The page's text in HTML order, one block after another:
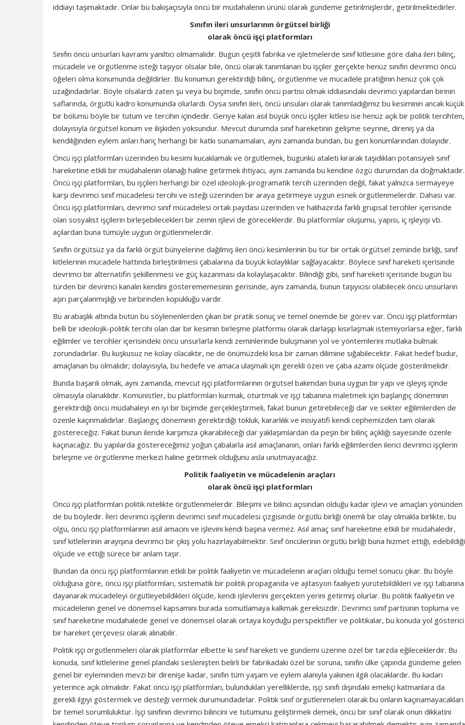
iddiayı taşımaktadır. Onlar bu bakışaçısıyla öncü bir müdahalenin ürünü olarak gündeme getirilmişlerdir, getirilmektedirler.
Sınıfın ileri unsurlarının örgütsel birliği
olarak öncü işçi platformları
Sınıfın öncü unsurları kavramı yanıltıcı olmamalıdır. Bugün çeşitli fabrika ve işletmelerde sınıf kitlesine göre daha ileri bilinç,
mücadele ve örgütlenme isteği taşıyor olsalar bile, öncü olarak tanımlanan bu işçiler gerçekte henüz sınıfın devrimci öncü
öğeleri olma konumunda değildirler. Bu konumun gerektirdiği bilinç, örgütlenme ve mücadele pratiğinin henüz çok çok
uzağındadırlar. Böyle olsalardı zaten şu veya bu biçimde, sınıfın öncü partisi olmak iddiasındaki devrimci yapılardan birinin
saflarında, örgütlü kadro konumunda olurlardı. Oysa sınıfın ileri, öncü unsuları olarak tanımladığımız bu kesiminin ancak küçük
bir bölümü böyle bir tutum ve tercihin içindedir. Geriye kalan asıl büyük öncü işçiler kitlesi ise henüz açık bir politik tercihten,
dolayısıyla örgütsel konum ve ilişkiden yoksundur. Mevcut durumda sınıf hareketinin gelişme seyrine, direniş ya da
kendiliğinden eylem anları hariç herhangi bir katkı sunamamaları, aynı zamanda bundan, bu geri konumlarından dolayıdır.
Öncü işçi platformları üzerinden bu kesimi kucaklamak ve örgütlemek, bugünkü ataleti kırarak taşıdıkları potansiyeli sınıf
hareketine etkili bir müdahalenin olanağı haline getirmek ihtiyacı, aynı zamanda bu kendine özgü durumdan da doğmaktadır.
Öncü işçi platformları, bu işçileri herhangi bir özel ideolojik-programatik tercih üzerinden değil, fakat yalnızca sermayeye
karşı devrimci sınıf mücadelesi tercihi ve isteği üzerinden bir araya getirmeye uygun esnek örgütlenmelerdir. Dahası var.
Öncü işçi platformları, devrimci sınıf mücadelesi ortak paydası üzerinden ve halihazırda farklı grupsal tercihler içerisinde
olan sosyalist işçilerin birleşebilecekleri bir zemin işlevi de göreceklerdir. Bu platformlar oluşumu, yapısı, iç işleyişi vb.
açılardan buna tümüyle uygun örgütlenmelerdir.
Sınıfın örgütsüz ya da farklı örgüt bünyelerine dağılmış ileri öncü kesimlerinin bu tür bir ortak örgütsel zeminde birliği, sınıf
kitlelerinin mücadele hattında birleştirilmesi çabalarına da büyük kolaylıklar sağlayacaktır. Böylece sınıf hareketi içerisinde
devrimci bir alternatifin şekillenmesi ve güç kazanması da kolaylaşacaktır. Bilindiği gibi, sınıf hareketi içerisinde bugün bu
türden bir devrimci kanalın kendini gösterememesinin gerisinde, aynı zamanda, bunun taşıyıcısı olabilecek öncü unsurların
aşırı parçalanmışlığı ve birbirinden kopukluğu vardır.
Bu arabaşlık altında bütün bu söylenenlerden çıkan bir pratik sonuç ve temel önemde bir görev var. Öncü işçi platformları
belli bir ideolojik-politik tercihi olan dar bir kesimin birleşme platformu olarak darlaşıp kısırlaşmak istemiyorlarsa eğer, farklı
eğilimler ve tercihler içerisindeki öncü unsurlarla kendi zeminlerinde buluşmanın yol ve yöntemlerini mutlaka bulmak
zorundadırlar. Bu kuşkusuz ne kolay olacaktır, ne de önümüzdeki kısa bir zaman dilimine sığabilecektir. Fakat hedef budur,
amaçlanan bu olmalıdır; dolayısıyla, bu hedefe ve amaca ulaşmak için gerekli özen ve çaba azami ölçüde gösterilmelidir.
Bunda başarılı olmak, aynı zamanda, mevcut işçi platformlarının örgütsel bakımdan buna uygun bir yapı ve işleyiş içinde
olmasıyla olanaklıdır. Komünistler, bu platformları kurmak, oturtmak ve işçi tabanına maletmek için başlangıç döneminin
gerektirdiği öncü müdahaleyi en iyi bir biçimde gerçekleştirmeli, fakat bunun getirebileceği dar ve sekter eğilimlerden de
özenle kaçınmalıdırlar. Başlangıç döneminin gerektirdiği tokluk, kararlılık ve inisiyatifi kendi cephemizden tam olarak
göstereceğiz. Fakat bunun ileride karşımıza çıkarabileceği dar yaklaşımlardan da peşin bir bilinç açıklığı sayesinde özenle
kaçınacağız. Bu yapılarda göstereceğimiz yoğun çabalarla asıl amaçlananın, onları farklı eğilimlerden ilerici devrimci işçilerin
birleşme ve örgütlenme merkezi haline getirmek olduğunu asla unutmayacağız.
Politik faaliyetin ve mücadelenin araçları
olarak öncü işçi platformları
Öncü işçi platformları politik nitelikte örgütlenmelerdir. Bileşimi ve bilinci açısından olduğu kadar işlevi ve amaçları yönünden
de bu böyledir. İleri devrimci işçilerin devrimci sınıf mücadelesi çizgisinde örgütlü birliği önemli bir olay olmakla birlikte, bu
olgu, öncü işçi platformlarının asıl amacını ve işlevini kendi başına vermez. Asıl amaç sınıf hareketine etkili bir müdahaledir,
sınıf kitlelerinin arayışına devrimci bir çıkış yolu hazırlayabilmektir. Sınıf öncülerinin örgütlü birliği buna hizmet ettiği, edebildiği
ölçüde ve ettiği sürece bir anlam taşır.
Bundan da öncü işçi platformlarının etkili bir politik faaliyetin ve mücadelenin araçları olduğu temel sonucu çıkar. Bu böyle
olduğuna göre, öncü işçi platformları, sistematik bir politik propaganda ve ajitasyon faaliyeti yürütebildikleri ve işçi tabanına
dayanarak mücadeleyi örgütleyebildikleri ölçüde, kendi işlevlerini gerçekten yerini getirmiş olurlar. Bu politik faaliyetin ve
mücadelenin genel ve dönemsel kapsamını burada somutlamaya kalkmak gereksizdir. Devrimci sınıf partisinin topluma ve
sınıf hareketine müdahalede genel ve dönemsel olarak ortaya koyduğu perspektifler ve politikalar, bu konuda yol gösterici
bir hareket çerçevesi olarak alınabilir.
Politik işçi örgütlenmeleri olarak platformlar elbette ki sınıf hareketi ve gündemi üzerine özel bir tarzda eğileceklerdir. Bu
konuda, sınıf kitlelerine genel plandaki seslenişten belirli bir fabrikadaki özel bir soruna, sınıfın ülke çapında gündeme gelen
genel bir eyleminden mevzi bir direnişe kadar, sınıfın tüm yaşam ve eylem alanıyla yakınen ilgili olacaklardır. Bu kadarı
yeterince açık olmalıdır. Fakat öncü işçi platformları, bulundukları yerelliklerde, işçi sınıfı dışındaki emekçi katmanlara da
gerekli ilgiyi göstermek ve desteği vermek durumundadırlar. Politik sınıf örgütlenmeleri olarak bu onların kaçınamayacakları
bir temel sorumluluktur. İşçi sınıfının devrimci bilincini ve tutumunu geliştirmek demek, öncü bir sınıf olarak onun dikkatini